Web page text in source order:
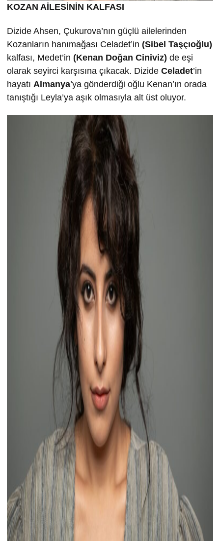
KOZAN AİLESİNİN KALFASI
Dizide Ahsen, Çukurova’nın güçlü ailelerinden
Kozanların hanımağası Celadet’in (Sibel Taşçıoğlu)
kalfası, Medet’in (Kenan Doğan Ciniviz) de eşi
olarak seyirci karşısına çıkacak. Dizide Celadet’in
hayatı Almanya’ya gönderdiği oğlu Kenan’ın orada
tanıştığı Leyla’ya aşık olmasıyla alt üst oluyor.